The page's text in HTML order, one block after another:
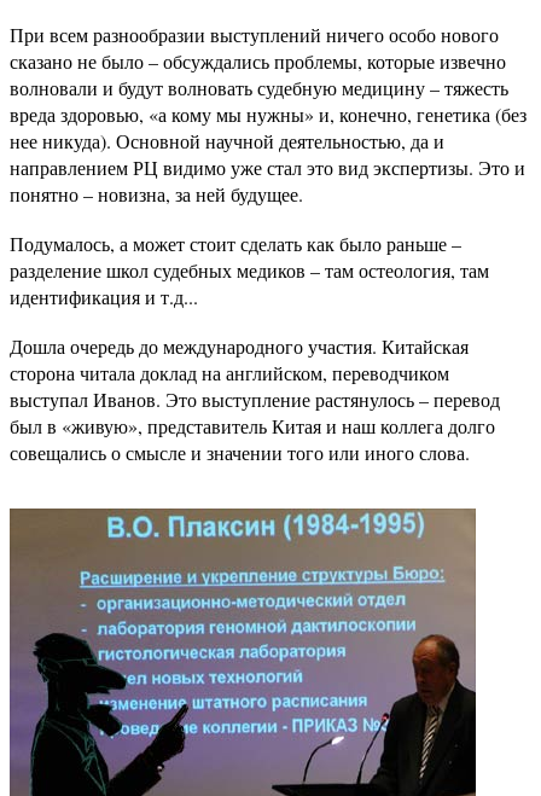
При всем разнообразии выступлений ничего особо нового
сказано не было – обсуждались проблемы, которые извечно
волновали и будут волновать судебную медицину – тяжесть
вреда здоровью, «а кому мы нужны» и, конечно, генетика (без
нее никуда). Основной научной деятельностью, да и
направлением РЦ видимо уже стал это вид экспертизы. Это и
понятно – новизна, за ней будущее.
Подумалось, а может стоит сделать как было раньше –
разделение школ судебных медиков – там остеология, там
идентификация и т.д...
Дошла очередь до международного участия. Китайская
сторона читала доклад на английском, переводчиком
выступал Иванов. Это выступление растянулось – перевод
был в «живую», представитель Китая и наш коллега долго
совещались о смысле и значении того или иного слова.